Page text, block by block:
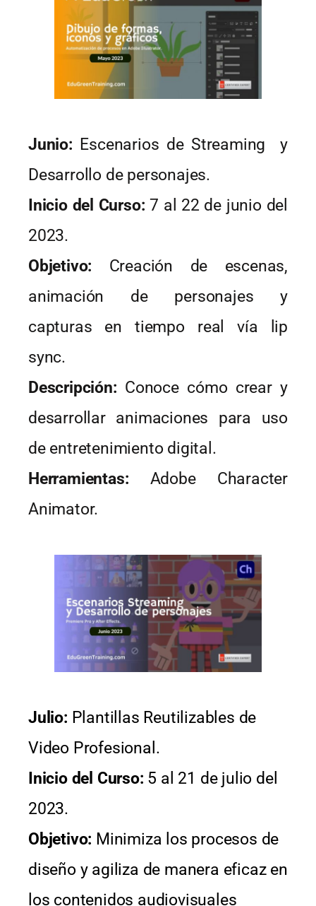
Junio: Escenarios de Streaming y
Desarrollo de personajes.
Inicio del Curso: 7 al 22 de junio del
2023.
Objetivo: Creación de escenas,
animación de personajes y
capturas en tiempo real vía lip
sync.
Descripción: Conoce cómo crear y
desarrollar animaciones para uso
de entretenimiento digital.
Herramientas: Adobe Character
Animator.
Julio: Plantillas Reutilizables de
Video Profesional.
Inicio del Curso: 5 al 21 de julio del
2023.
Objetivo: Minimiza los procesos de
diseño y agiliza de manera eficaz en
los contenidos audiovisuales